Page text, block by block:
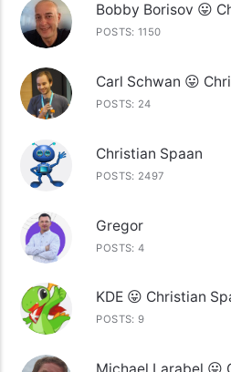
Bobby Borisov 😛
POSTS: 1150
Carl Schwan 😛
POSTS: 24
Christian Spaan
POSTS: 2497
Gregor
POSTS: 4
KDE 😛 Christian
POSTS: 9